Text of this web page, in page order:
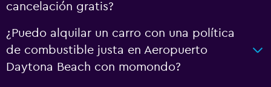
cancelación gratis?
¿Puedo alquilar un carro con una política
de combustible justa en Aeropuerto
Daytona Beach con momondo?